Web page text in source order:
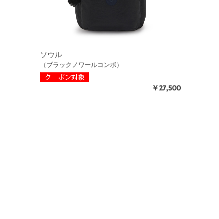
ソウル
（ブラックノワールコンボ）
￥27,500